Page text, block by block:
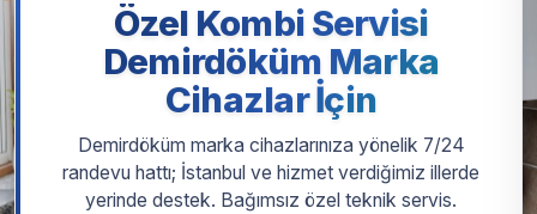
Özel Kombi Servisi
Demirdöküm Marka
Cihazlar İçin
Demirdöküm marka cihazlarınıza yönelik 7/24
randevu hattı; İstanbul ve hizmet verdiğimiz illerde
yerinde destek. Bağımsız özel teknik servis.